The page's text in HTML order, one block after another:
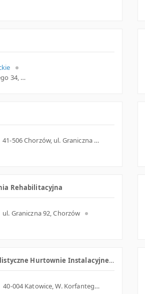
Warszawa, ul. Krzywickiego 34, mazowieckie
41-506 Chorzów, ul. Graniczna 92, śląskie
Rehabilitacyjna
ul. Graniczna 92, Chorzów
Activa sp. z o.o. Specjalistyczne Hurtownie Instalacyjne Salon Ekspozycyjny
40-004 Katowice, W. Korfantego 74, śląskie